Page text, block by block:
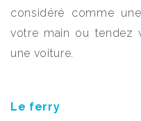
considéré comme
votre main ou tendez
une voiture.
Le ferry